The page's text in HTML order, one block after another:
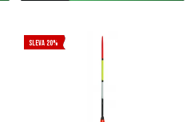
SLEVA 20%